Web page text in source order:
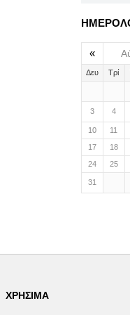
«
Δευ Τρί
3 4
10 11
17
18
24
25
31
ΧΡΉΣΙΜΑ